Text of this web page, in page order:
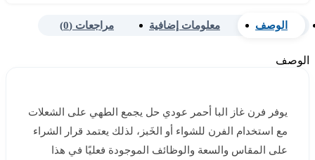
الوصف معلومات إضافية مراجعات (0)
الوصف
يوفر فرن غاز البا أحمر عودي حل يجمع الطهي على الشعلات
مع استخدام الفرن للشواء أو الخَبز، لذلك يعتمد قرار الشراء
على المقاس والسعة والوظائف الموجودة فعليًا في هذا